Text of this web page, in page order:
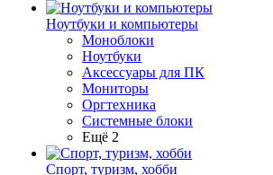
Ноутбуки и компьютеры
Моноблоки
Ноутбуки
Аксессуары для ПК
Мониторы
Оргтехника
Системные блоки
Ещё 2
Спорт, туризм, хобби